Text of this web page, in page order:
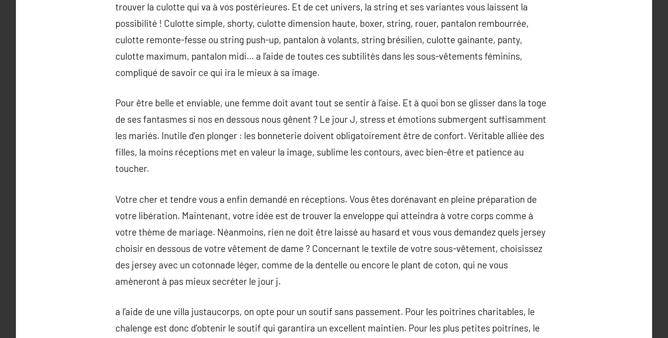
trouver la culotte qui va à vos postérieures. Et de cet univers, la string et ses variantes vous laissent la
possibilité ! Culotte simple, shorty, culotte dimension haute, boxer, string, rouer, pantalon rembourrée,
culotte remonte-fesse ou string push-up, pantalon à volants, string brésilien, culotte gainante, panty,
culotte maximum, pantalon midi… a l’aide de toutes ces subtilités dans les sous-vêtements féminins,
compliqué de savoir ce qui ira le mieux à sa image.
Pour être belle et enviable, une femme doit avant tout se sentir à l’aise. Et à quoi bon se glisser dans la toge
de ses fantasmes si nos en dessous nous gênent ? Le jour J, stress et émotions submergent suffisamment
les mariés. Inutile d’en plonger : les bonneterie doivent obligatoirement être de confort. Véritable alliée des
filles, la moins réceptions met en valeur la image, sublime les contours, avec bien-être et patience au
toucher.
Votre cher et tendre vous a enfin demandé en réceptions. Vous êtes dorénavant en pleine préparation de
votre libération. Maintenant, votre idée est de trouver la enveloppe qui atteindra à votre corps comme à
votre thème de mariage. Néanmoins, rien ne doit être laissé au hasard et vous vous demandez quels jersey
choisir en dessous de votre vêtement de dame ? Concernant le textile de votre sous-vêtement, choisissez
des jersey avec un cotonnade léger, comme de la dentelle ou encore le plant de coton, qui ne vous
amèneront à pas mieux secréter le jour j.
a l’aide de une villa justaucorps, on opte pour un soutif sans passement. Pour les poitrines charitables, le
chalenge est donc d’obtenir le soutif qui garantira un excellent maintien. Pour les plus petites poitrines, le